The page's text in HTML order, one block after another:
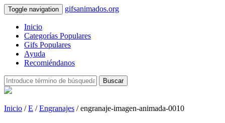
Toggle navigation gifsanimados.org
Inicio
Categorías Populares
Gifs Populares
Ayuda
Recomiéndanos
Buscar
Inicio /E /Engranajes / engranaje-imagen-animada-0010